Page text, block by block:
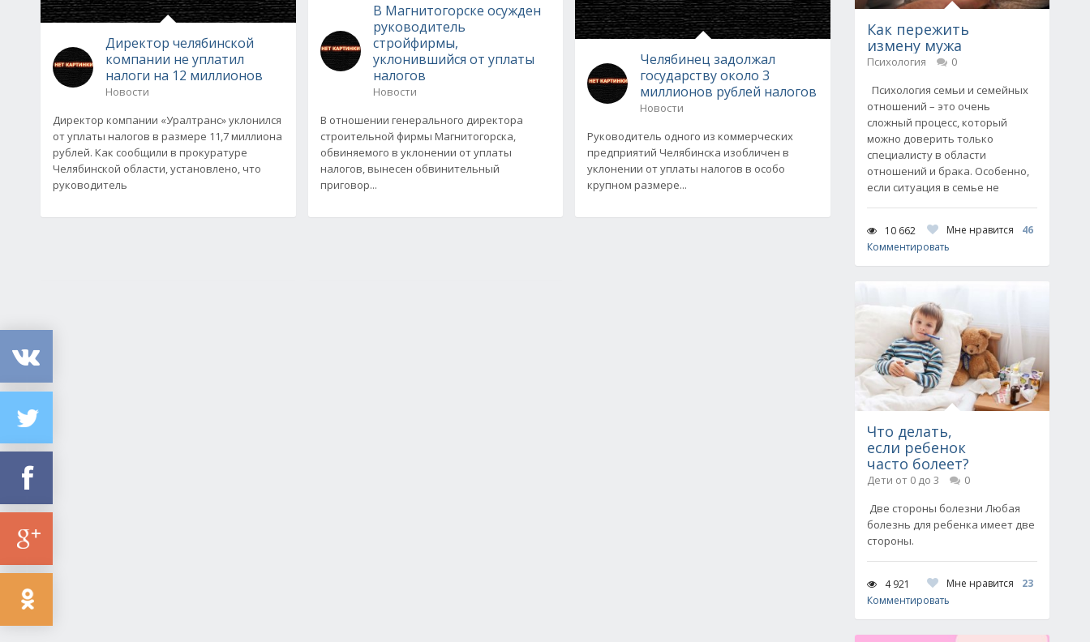
Директор челябинской
компании не уплатил
налоги на 12 миллионов
Новости
Директор компании «Уралтранс» уклонился
от уплаты налогов в размере 11,7 миллиона
рублей. Как сообщили в прокуратуре
Челябинской области, установлено, что
руководитель
В Магнитогорске осужден
руководитель
стройфирмы,
уклонившийся от уплаты
налогов
Новости
В отношении генерального директора
строительной фирмы Магнитогорска,
обвиняемого в уклонении от уплаты
налогов, вынесен обвинительный
приговор...
Челябинец задолжал
государству около 3
миллионов рублей налогов
Новости
Руководитель одного из коммерческих
предприятий Челябинска изобличен в
уклонении от уплаты налогов в особо
крупном размере...
Как пережить
измену мужа
Психология
0
Психология семьи и семейных
отношений – это очень
сложный процесс, который
можно доверить только
специалисту в области
отношений и брака. Особенно,
если ситуация в семье не
10 662 Мне нравится
46
Комментировать
Что делать,
если ребенок
часто болеет?
Дети от 0 до 3
0
Две стороны болезни Любая
болезнь для ребенка имеет две
стороны.
4 921 Мне нравится
23
Комментировать